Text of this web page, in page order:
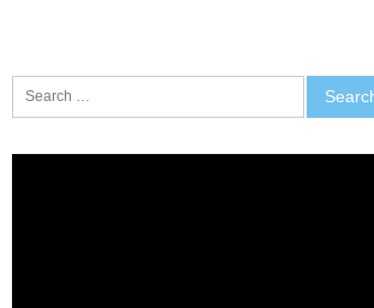
Search
for: